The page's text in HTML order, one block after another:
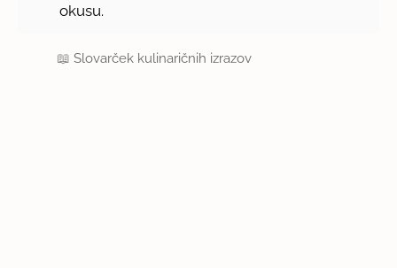
okusu.
📖Slovarček kulinaričnih izrazov